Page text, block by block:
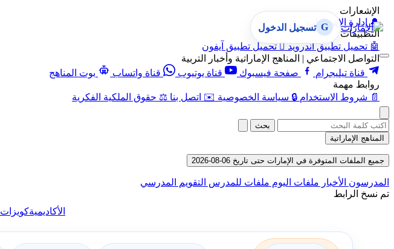
الإشعارات
🔔 إدارة الإشعارات
التطبيقات
🤖 تحميل تطبيق أندرويد  تحميل تطبيق آيفون
التواصل الاجتماعي | المناهج الإماراتية وأخبار التربية
قناة تيليجرام
صفحة فيسبوك قناة يوتيوب قناة واتساب
بوت المناهج
روابط مهمة
📄 شروط الاستخدام 🔒 سياسة الخصوصية ✉️ اتصل بنا ⚖️ حقوق الملكية الفكرية
G تسجيل الدخول
بحث
المناهج الإماراتية
جميع الملفات المتوفرة في الإمارات حتى تاريخ 06-08-2026
المدرسون الأخبار ملفات اليوم ملفات للمدرس التقويم المدرسي
تم نسخ الرابط
الأكاديميةكويزات